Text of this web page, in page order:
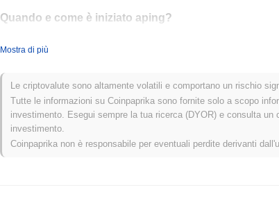
Quando e come è iniziato aping?
del progetto. Il progetto ha lanciato il suo testnet nel giugno 2021,
sviluppo iniziale si è concentrato sulla creazione di una piattaforma
mirando a semplificare l'accesso a vari servizi finanziari. La
equo nell'ottobre 2021, che ha consentito la partecipazione della
Questi passi fondamentali hanno stabilito le basi per la crescita di
Cosa ci aspetta per aping?
Mostra di più
Le criptovalute sono altamente volatili e comportano un rischio
Tutte le informazioni su Coinpaprika sono fornite solo a scopo
investimento. Esegui sempre la tua ricerca (DYOR) e consulta
investimento.
Coinpaprika non è responsabile per eventuali perdite derivanti